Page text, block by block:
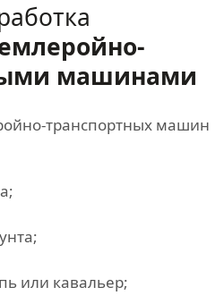
машинами
транспортных машин
или кавальер;